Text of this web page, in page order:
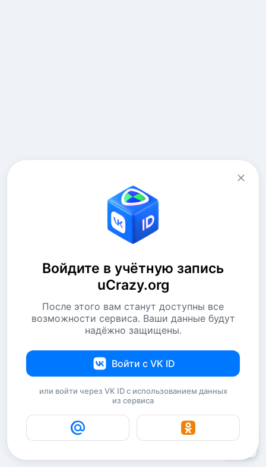
Войдите в учётную запись
uCrazy.org
После этого вам станут доступны все
возможности сервиса. Ваши данные будут
надёжно защищены.
Войти с VK ID
или войти через VK ID с использованием данных
из сервиса